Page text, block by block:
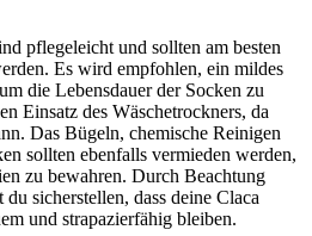
pflegeleicht und sollten am besten
Es wird empfohlen, ein mildes
die Lebensdauer der Socken zu
Einsatz des Wäschetrockners, da
Das Bügeln, chemische Reinigen
sollten ebenfalls vermieden werden,
zu bewahren. Durch Beachtung
sicherstellen, dass deine Claca
und strapazierfähig bleiben.